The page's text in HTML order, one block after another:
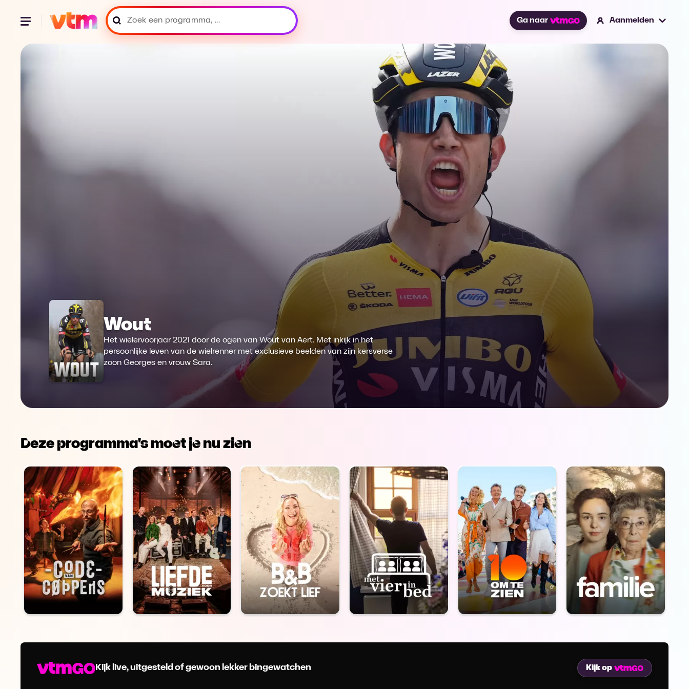
Oeps, browser niet ondersteund
Voor je onze programma's gaat ontdekken,
best je browser updaten of hieronder één
van de ondersteunde browsers
Download
Download
Download
Download
Download
Ga naar Aanmelden
Wout
Het wielervoorjaar 2021 door de ogen van Wout van Aert. Met inkijk in het
persoonlijke leven van de wielrenner met exclusieve beelden van zijn kersverse
zoon Georges en vrouw Sara.
Deze programma's moet je nu zien
Kijk live, uitgesteld of gewoon lekker bingewatchen Kijk op